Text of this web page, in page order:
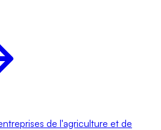
de l'agriculture et de